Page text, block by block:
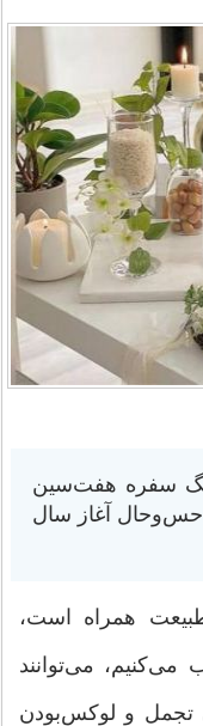
سفره هفت‌سین
آغاز سال
همراه است،
می‌توانند
تجمل و لوکس‌بودن